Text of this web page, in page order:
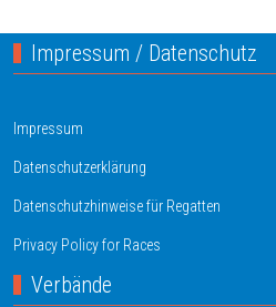
Impressum / Datenschutz
Impressum
Datenschutzerklärung
Datenschutzhinweise für Regatten
Privacy Policy for Races
Verbände